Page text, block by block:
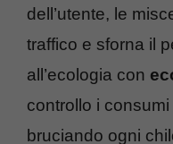
dell’utente, le
traffico e sforna il
all’ecologia con
controllo i
bruciando ogni